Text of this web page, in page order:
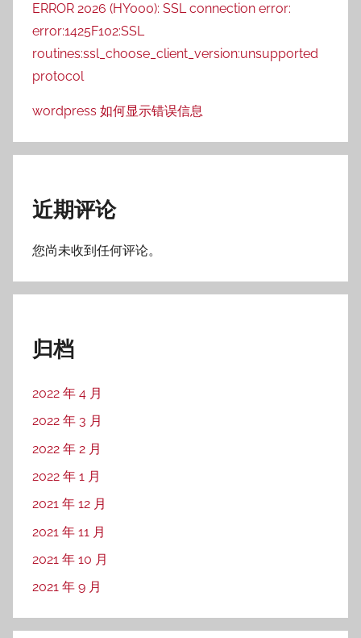
ERROR 2026 (HY000): SSL connection error:
error:1425F102:SSL
routines:ssl_choose_client_version:unsupported
protocol
wordpress 如何显示错误信息
近期评论
您尚未收到任何评论。
归档
2022 年 4 月
2022 年 3 月
2022 年 2 月
2022 年 1 月
2021 年 12 月
2021 年 11 月
2021 年 10 月
2021 年 9 月